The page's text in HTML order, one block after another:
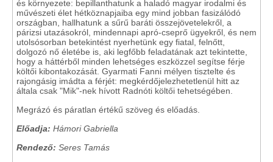
és környezete: bepillanthatunk a haladó magyar irodalmi és
művészeti élet hétköznapjaiba egy mind jobban fasizálódó
országban, hallhatunk a sűrű baráti összejövetelekről, a
párizsi utazásokról, mindennapi apró-cseprő ügyekről, és nem
utolsósorban betekintést nyerhetünk egy fiatal, felnőtt,
dolgozó nő életébe is, aki legfőbb feladatának azt tekintette,
hogy a háttérből minden lehetséges eszközzel segítse férje
költői kibontakozását. Gyarmati Fanni mélyen tisztelte és
rajongásig imádta a férjét: megkérdőjelezhetetlenül hitt az
általa csak "Mik"-nek hívott Radnóti költői tehetségében.
Megrázó és páratlan értékű szöveg és előadás.
Előadja: Hámori Gabriella
Rendező: Seres Tamás